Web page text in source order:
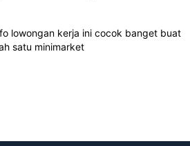
lowongan kerja ini cocok banget buat
satu minimarket